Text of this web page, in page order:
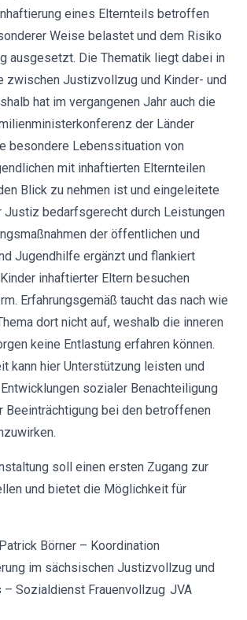
eines Elternteils betroffen
Weise belastet und dem Risiko
ausgesetzt. Die Thematik liegt dabei in
zwischen Justizvollzug und Kinder- und
hat im vergangenen Jahr auch die
der Länder
besondere Lebenssituation von
mit inhaftierten Elternteilen
Blick zu nehmen ist und eingeleitete
Justiz bedarfsgerecht durch Leistungen
der öffentlichen und
Jugendhilfe ergänzt und flankiert
inhaftierter Eltern besuchen
Erfahrungsgemäß taucht das nach wie
dort nicht auf, weshalb die inneren
keine Entlastung erfahren können.
kann hier Unterstützung leisten und
sozialer Benachteiligung
Beeinträchtigung bei den betroffenen
soll einen ersten Zugang zur
und bietet die Möglichkeit für
Börner – Koordination
im sächsischen Justizvollzug und
– Sozialdienst Frauenvollzug JVA